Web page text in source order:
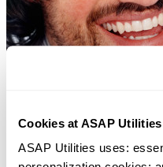
Cookies at ASAP Utilities
ASAP Utilities uses: